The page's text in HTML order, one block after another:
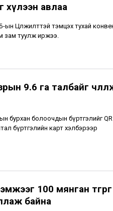
хүлээн авлаа
Цөлжилттэй тэмцэх тухай
зам туулж иржээ.
9.6 га талбайг
бурхан болоочдын бүртгэлийг QR
бүртгэлийн карт хэлбэрээр
100 мянган төгрөг
байна